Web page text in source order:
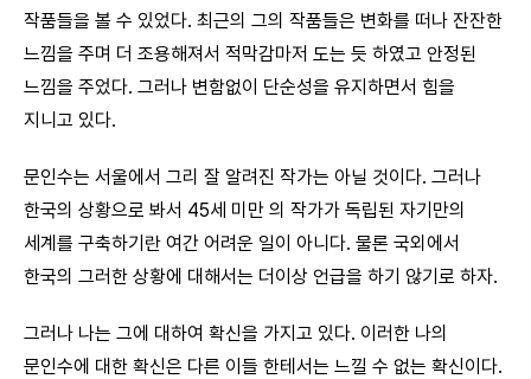
작품들을 볼 수 있었다. 최근의 그의 작품들은 변화를 떠나 잔잔한
느낌을 주며 더 조용해져서 적막감마저 도는 듯 하였고 안정된
느낌을 주었다. 그러나 변함없이 단순성을 유지하면서 힘을
지니고 있다.
문인수는 서울에서 그리 잘 알려진 작가는 아닐 것이다. 그러나
한국의 상황으로 봐서 45세 미만 의 작가가 독립된 자기만의
세계를 구축하기란 여간 어려운 일이 아니다. 물론 국외에서
한국의 그러한 상황에 대해서는 더이상 언급을 하기 않기로 하자.
그러나 나는 그에 대하여 확신을 가지고 있다. 이러한 나의
문인수에 대한 확신은 다른 이들 한테서는 느낄 수 없는 확신이다.